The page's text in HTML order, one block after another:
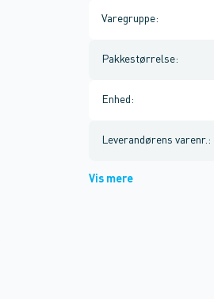
Varegruppe:
Pakkestørrelse:
Enhed :
Leverandørens varenr. :
Vis mere